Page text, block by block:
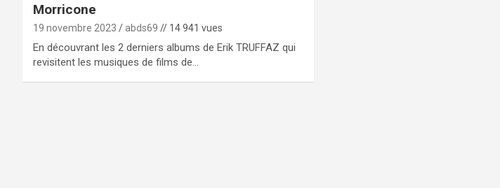
Morricone
19 novembre 2023 abds69 // 14 941 vues
En découvrant les 2 derniers albums de Erik TRUFFAZ qui
revisitent les musiques de films de…